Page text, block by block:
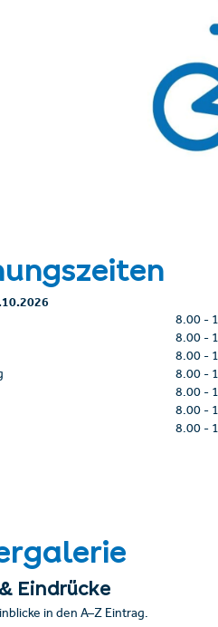
8.00-
8.00-
8.00-
8.00-
8.00-
8.00-
8.00-
Eindrücke
in den A–Z Eintrag.